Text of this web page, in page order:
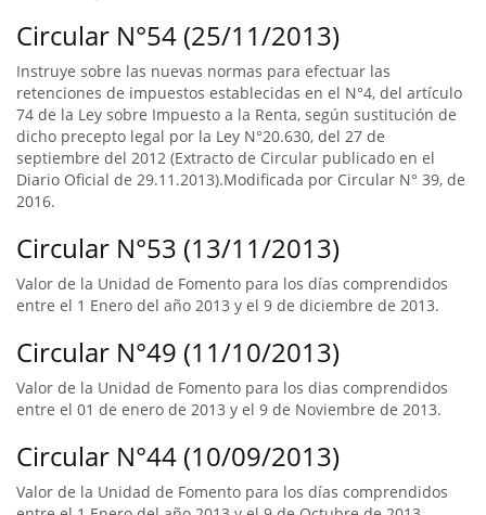
Circular N°54 (25/11/2013)
Instruye sobre las nuevas normas para efectuar las
retenciones de impuestos establecidas en el N°4, del artículo
74 de la Ley sobre Impuesto a la Renta, según sustitución de
dicho precepto legal por la Ley N°20.630, del 27 de
septiembre del 2012 (Extracto de Circular publicado en el
Diario Oficial de 29.11.2013).Modificada por Circular N° 39, de
2016.
Circular N°53 (13/11/2013)
Valor de la Unidad de Fomento para los días comprendidos
entre el 1 Enero del año 2013 y el 9 de diciembre de 2013.
Circular N°49 (11/10/2013)
Valor de la Unidad de Fomento para los dias comprendidos
entre el 01 de enero de 2013 y el 9 de Noviembre de 2013.
Circular N°44 (10/09/2013)
Valor de la Unidad de Fomento para los días comprendidos